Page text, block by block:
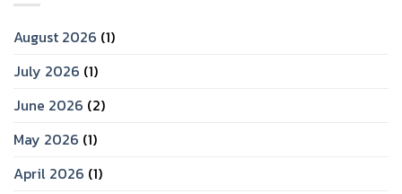
August 2026 (1)
July 2026 (1)
June 2026 (2)
May 2026 (1)
April 2026 (1)